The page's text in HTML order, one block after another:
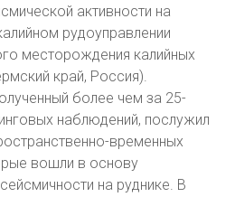
активности на
рудоуправлении
месторождения калийных
край, Россия).
более чем за 25-
наблюдений, послужил
временных
вошли в основу
на руднике. В